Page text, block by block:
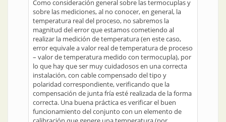
Como consideración general sobre las termocuplas y
sobre las mediciones, al no conocer, en general, la
temperatura real del proceso, no sabremos la
magnitud del error que estamos cometiendo al
realizar la medición de temperatura (en este caso,
error equivale a valor real de temperatura de proceso
– valor de temperatura medido con termocupla), por
lo que hay que ser muy cuidadosos en una correcta
instalación, con cable compensado del tipo y
polaridad correspondiente, verificando que la
compensación de junta fría esté realizada de la forma
correcta. Una buena práctica es verificar el buen
funcionamiento del conjunto con un elemento de